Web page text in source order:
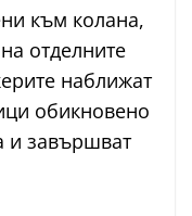
към колана,
отделните
наближат
обикновено
и завършват